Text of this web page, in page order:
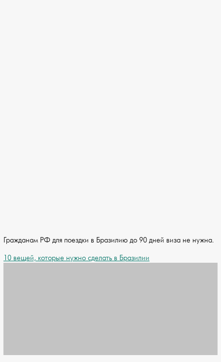
Гражданам РФ для поездки в Бразилию до 90 дней виза не нужна.
10 вещей, которые нужно сделать в Бразилии